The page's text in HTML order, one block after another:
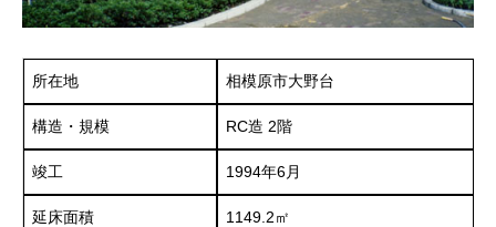
所在地 相模原市大野台
構造・規模 RC造 2階
竣工 1994年6月
延床面積 1149.2㎡